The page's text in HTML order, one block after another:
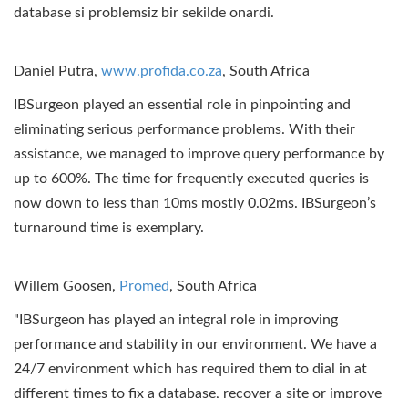
database si problemsiz bir sekilde onardi.
Daniel Putra, www.profida.co.za, South Africa
IBSurgeon played an essential role in pinpointing and
eliminating serious performance problems. With their
assistance, we managed to improve query performance by
up to 600%. The time for frequently executed queries is
now down to less than 10ms mostly 0.02ms. IBSurgeon’s
turnaround time is exemplary.
Willem Goosen, Promed, South Africa
"IBSurgeon has played an integral role in improving
performance and stability in our environment. We have a
24/7 environment which has required them to dial in at
different times to fix a database, recover a site or improve